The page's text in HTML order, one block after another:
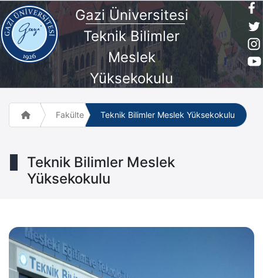
Gazi Üniversitesi
Teknik Bilimler
Meslek
Yüksekokulu
Fakülte ve Meslek Yüksek Okulları
Teknik Bilimler Meslek Yüksekokulu
Teknik Bilimler Meslek
Yüksekokulu